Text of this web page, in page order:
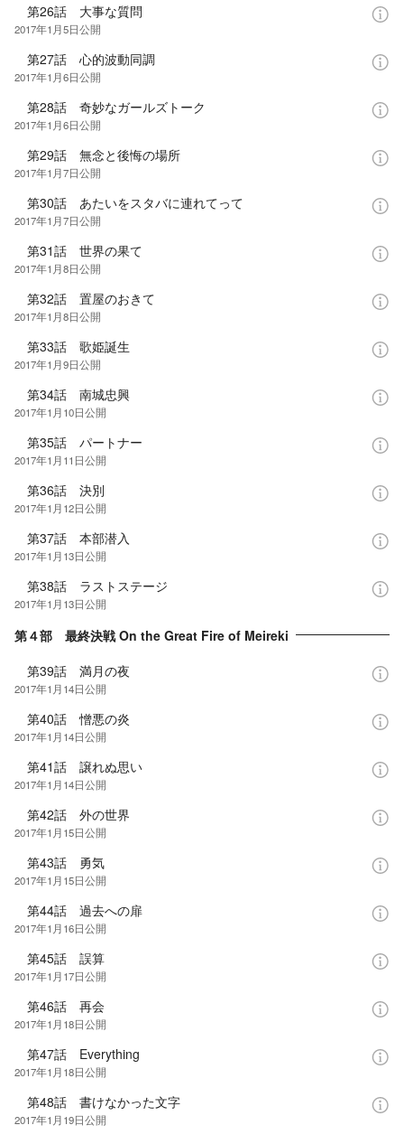
第26話 大事な質問
2017年1月5日公開
第27話 心的波動同調
2017年1月6日公開
第28話 奇妙なガールズトーク
2017年1月6日公開
第29話 無念と後悔の場所
2017年1月7日公開
第30話 あたいをスタバに連れてって
2017年1月7日公開
第31話 世界の果て
2017年1月8日公開
第32話 置屋のおきて
2017年1月8日公開
第33話 歌姫誕生
2017年1月9日公開
第34話 南城忠興
2017年1月10日公開
第35話 パートナー
2017年1月11日公開
第36話 決別
2017年1月12日公開
第37話 本部潜入
2017年1月13日公開
第38話 ラストステージ
2017年1月13日公開
第４部 最終決戦 On the Great Fire of Meireki
第39話 満月の夜
2017年1月14日公開
第40話 憎悪の炎
2017年1月14日公開
第41話 譲れぬ思い
2017年1月14日公開
第42話 外の世界
2017年1月15日公開
第43話 勇気
2017年1月15日公開
第44話 過去への扉
2017年1月16日公開
第45話 誤算
2017年1月17日公開
第46話 再会
2017年1月18日公開
第47話 Everything
2017年1月18日公開
第48話 書けなかった文字
2017年1月19日公開